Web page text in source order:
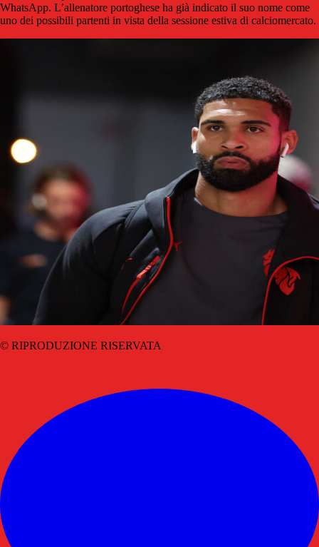
WhatsApp. L’allenatore portoghese ha già indicato il suo nome come
uno dei possibili partenti in vista della sessione estiva di calciomercato.
© RIPRODUZIONE RISERVATA